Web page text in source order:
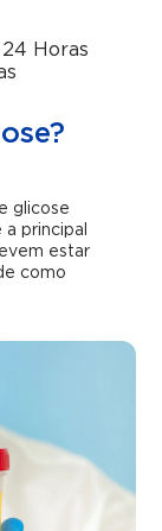
Horas
glicose
principal
estar
como